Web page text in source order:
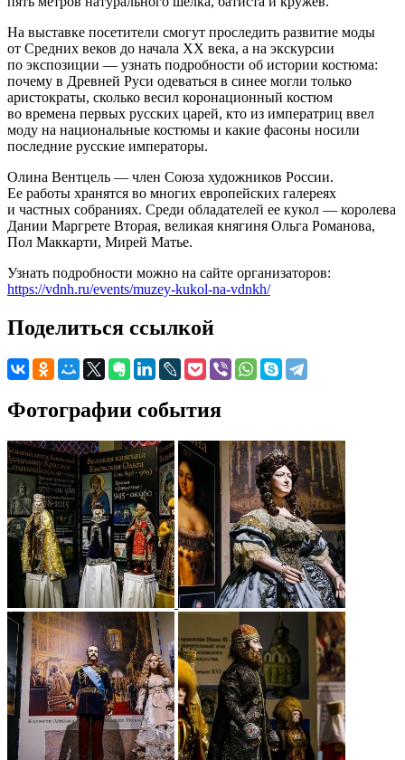
На выставке посетители смогут проследить развитие моды
от Средних веков до начала XX века, а на экскурсии
по экспозиции — узнать подробности об истории костюма:
почему в Древней Руси одеваться в синее могли только
аристократы, сколько весил коронационный костюм
во времена первых русских царей, кто из императриц ввел
моду на национальные костюмы и какие фасоны носили
последние русские императоры.
Олина Вентцель — член Союза художников России.
Ее работы хранятся во многих европейских галереях
и частных собраниях. Среди обладателей ее кукол — королева
Дании Маргрете Вторая, великая княгиня Ольга Романова,
Пол Маккарти, Мирей Матье.
Узнать подробности можно на сайте организаторов:
https://vdnh.ru/events/muzey-kukol-na-vdnkh/
Поделиться ссылкой
Фотографии события